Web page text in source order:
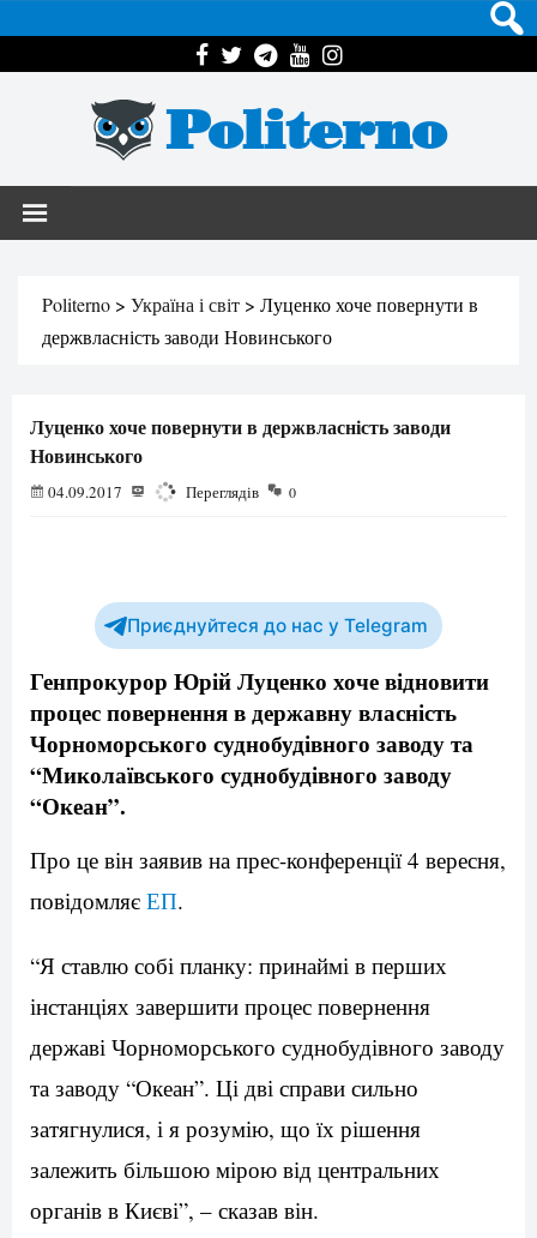
Politerno
Politerno > Україна і світ > Луценко хоче повернути в
держвласність заводи Новинського
Луценко хоче повернути в держвласність заводи
Новинського
04.09.2017 1979 Переглядів 0
Приєднуйтеся до нас у Telegram
Генпрокурор Юрій Луценко хоче відновити
процес повернення в державну власність
Чорноморського суднобудівного заводу та
“Миколаївського суднобудівного заводу
“Океан”.
Про це він заявив на прес-конференції 4 вересня,
повідомляє ЕП.
“Я ставлю собі планку: принаймі в перших
інстанціях завершити процес повернення
державі Чорноморського суднобудівного заводу
та заводу “Океан”. Ці дві справи сильно
затягнулися, і я розумію, що їх рішення
залежить більшою мірою від центральних
органів в Києві”, – сказав він.